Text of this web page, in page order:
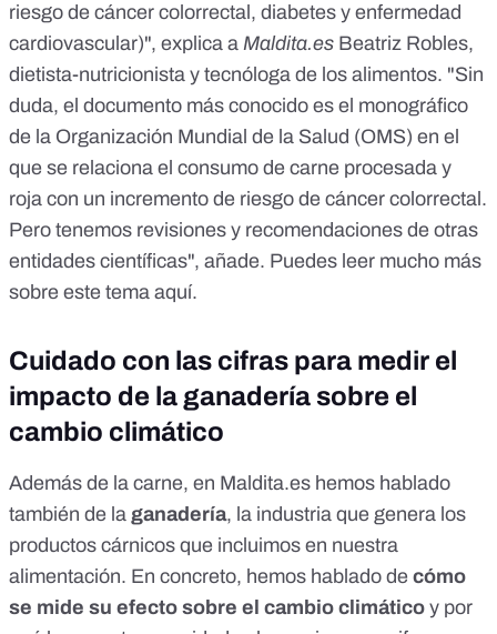
riesgo de cáncer colorrectal, diabetes y enfermedad
cardiovascular)", explica a Maldita.es Beatriz Robles,
dietista-nutricionista y tecnóloga de los alimentos. "Sin
duda, el documento más conocido es el monográfico
de la Organización Mundial de la Salud (OMS) en el
que se relaciona el consumo de carne procesada y
roja con un incremento de riesgo de cáncer colorrectal.
Pero tenemos revisiones y recomendaciones de otras
entidades científicas", añade. Puedes leer mucho más
sobre este tema aquí.
Cuidado con las cifras para medir el
impacto de la ganadería sobre el
cambio climático
Además de la carne, en Maldita.es hemos hablado
también de la ganadería, la industria que genera los
productos cárnicos que incluimos en nuestra
alimentación. En concreto, hemos hablado de cómo
se mide su efecto sobre el cambio climático y por